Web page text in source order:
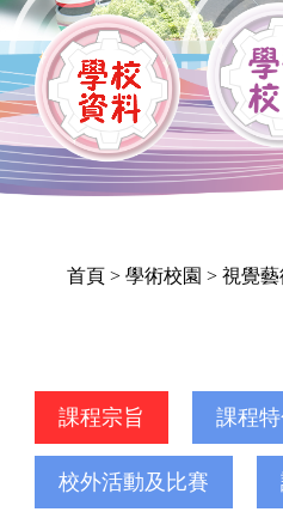
首頁> 學術校園 > 視覺藝
課程宗旨 課程
校外活動及比賽